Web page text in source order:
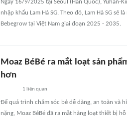
Ngày 16/9/2025 tại Seoul (Hàn Quốc), Yuhan-
nhập khẩu Lam Hà SG. Theo đó, Lam Hà SG
Bebegrow tại Việt Nam giai đoạn 2025 - 2035.
Moaz BéBé ra mắt loạt sản
hơn
1 liên quan
Để quá trình chăm sóc bé dễ dàng, an toàn và
nặng, Moaz BéBé đã ra mắt hàng loạt thiết bị